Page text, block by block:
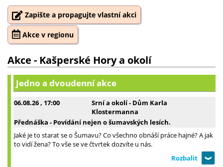
Zapište a propagujte vlastní akci
Akce v regionu
Akce - Kašperské Hory a okolí
Jedno a dvoudenní akce
06.08.26, 17:00
Srní a okolí - Dům Karla
Klostermanna
Přednáška - Povídání nejen o šumavských lesích.
Jaké je to starat se o Šumavu? Co všechno obnáší práce hajné? A jak
to vidí žena? To vše se ve čtvrtek dozvíte u nás.